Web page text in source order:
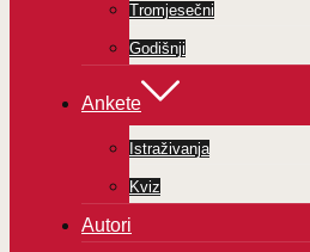
Tromjesečni
Godišnji
Ankete
Istraživanja
Kviz
Autori